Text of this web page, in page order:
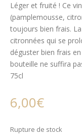
Léger et fruité ! Ce
(pamplemousse,
toujours bien frais.
citronnées qui se
déguster bien frais
bouteille ne suffira
75cl
6,00€
Rupture de stock